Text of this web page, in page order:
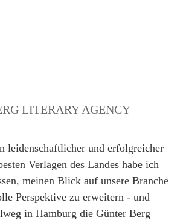
LITERARY AGENCY
leidenschaftlicher und erfolgreicher
Verlagen des Landes habe ich
meinen Blick auf unsere Branche
Perspektive zu erweitern - und
in Hamburg die Günter Berg